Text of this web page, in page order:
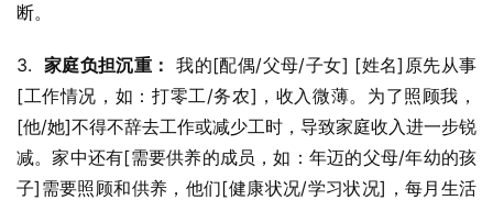
断。
3. 家庭负担沉重： 我的[配偶/父母/子女] [姓名]原先从事
[工作情况，如：打零工/务农]，收入微薄。为了照顾我，
[他/她]不得不辞去工作或减少工时，导致家庭收入进一步锐
减。家中还有[需要供养的成员，如：年迈的父母/年幼的孩
子]需要照顾和供养，他们[健康状况/学习状况]，每月生活